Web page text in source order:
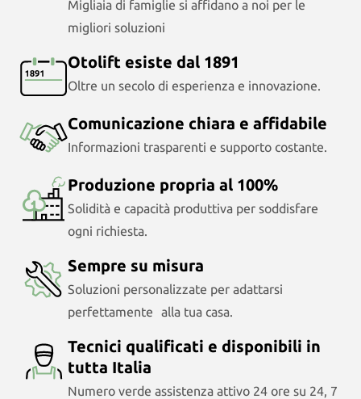
Migliaia di famiglie si affidano a noi per le
migliori soluzioni
Otolift esiste dal 1891
Oltre un secolo di esperienza e innovazione.
Comunicazione chiara e affidabile
Informazioni trasparenti e supporto costante.
Produzione propria al 100%
Solidità e capacità produttiva per soddisfare
ogni richiesta.
Sempre su misura
Soluzioni personalizzate per adattarsi
perfettamente alla tua casa.
Tecnici qualificati e disponibili in
tutta Italia
Numero verde assistenza attivo 24 ore su 24, 7